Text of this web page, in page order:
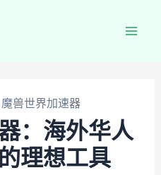
魔兽世界加速器
：海外华人
理想工具